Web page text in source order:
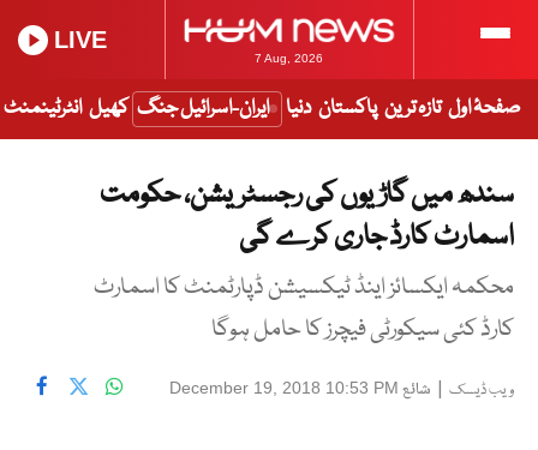
7 Aug, 2026
LIVE
صفحۂ اول تازہ ترین پاکستان دنیا ایران-اسرائیل جنگ کھیل انٹرٹینمنٹ
سندھ میں گاڑیوں کی رجسٹریشن، حکومت
اسمارٹ کارڈ جاری کرے گی
محکمہ ایکسائز اینڈ ٹیکسیشن ڈپارٹمنٹ کا اسمارٹ
کارڈ کئی سیکورٹی فیچرز کا حامل ہوگا
ویب ڈیسک | شائع December 19, 2018 10:53 PM